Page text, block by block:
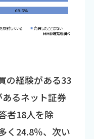
の経験がある33
るネット証券
者18人を除
く24.8％、次い